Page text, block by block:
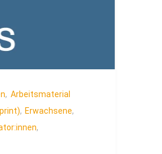
, Arbeitsmaterial
, Erwachsene,
,